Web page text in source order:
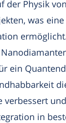
der Physik von
was
ein
verbessert
in